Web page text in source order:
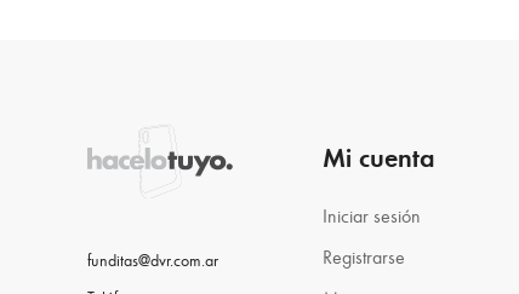
funditas@dvr.com.ar
Mi cuenta
Iniciar sesión
Registrarse